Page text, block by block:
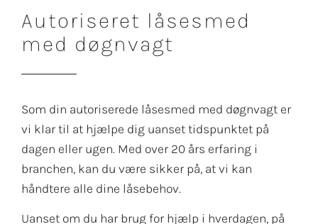
Autoriseret låsesmed
med døgnvagt
Som din autoriserede låsesmed med døgnvagt er
vi klar til at hjælpe dig uanset tidspunktet på
dagen eller ugen. Med over 20 års erfaring i
branchen, kan du være sikker på, at vi kan
håndtere alle dine låsebehov.
Uanset om du har brug for hjælp i hverdagen, på